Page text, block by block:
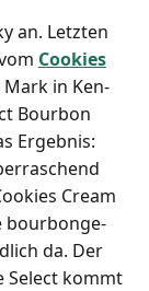
an. Letz­ten
Coo­kies
Mark in Ken­
Bour­bon
Ergeb­nis:
Cream
bour­bon­ge­
da. Der
Sel­ect kommt